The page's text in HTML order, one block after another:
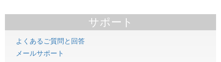
サポート
よくあるご質問と回答
メールサポート